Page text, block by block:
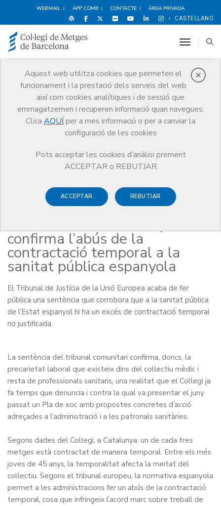
WEBMAIL APP COMB CONTACTE ÀREA PRIVADA
CASTELLANO
Aquest web utilitza cookies que permeten el
funcionament i la prestació dels serveis del web
així com cookies analítiques i de sessió que
emmagatzemen i recuperen informació quan navegues.
Clica AQUÍ per a mes informació o per a canviar la
configuració de les cookies
Pots acceptar les cookies d’anàlisi prement
ACCEPTAR o REBUTJAR
ACCEPTAR REBUTJAR
toggle
Notícies
Comunicació
Notícies
Una sentència del Tribunal de Justícia de la Unió Europea confirma
l’abús de la contractació temporal a la sanitat pública espanyola
16 DE SETEMBRE DE 2016
Una sentència del Tribunal de
Justícia de la Unió Europea
confirma l’abús de la
contractació temporal a la
sanitat pública espanyola
El Tribunal de Justícia de la Unió Europea acaba de fer
pública una sentència que corrobora que a la sanitat pública
de l’Estat espanyol hi ha un excés de contractació temporal
no justificada.
La sentència del tribunal comunitari confirma, doncs, la
precarietat laboral que existeix dins del col·lectiu mèdic i
resta de professionals sanitaris, una realitat que el Col·legi ja
fa temps que denuncia i contra la qual va presentar el juny
passat un Pla de xoc amb propostes concretes d’acció
adreçades a l’administració i a les patronals sanitàries.
Segons dades del Col·legi, a Catalunya, un de cada tres
metges està contractat de manera temporal. Entre els més
joves de 45 anys, la temporalitat afecta la meitat del
col·lectiu. Segons el tribunal europeu, la normativa espanyola
permet a les administracions fer un abús de la contractació
temporal, cosa que infringeix l’acord marc sobre treball de